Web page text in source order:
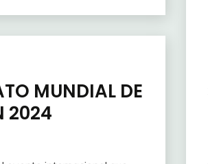
MUNDIAL DE
2024